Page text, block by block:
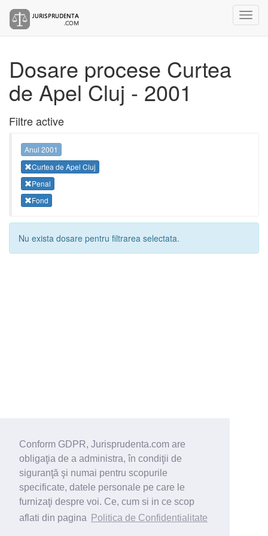
Conform GDPR, Jurisprudenta.com are
obligaţia de a administra, în condiţii de
siguranţă şi numai pentru scopurile
specificate, datele personale pe care le
furnizaţi despre voi. Ce, cum si in ce scop
aflati din pagina
Politica de Confidentialitate
Dosare procese Curtea
de Apel Cluj - 2001
Filtre active
Anul 2001
Curtea de Apel Cluj
Penal
Fond
Nu exista dosare pentru filtrarea selectata.